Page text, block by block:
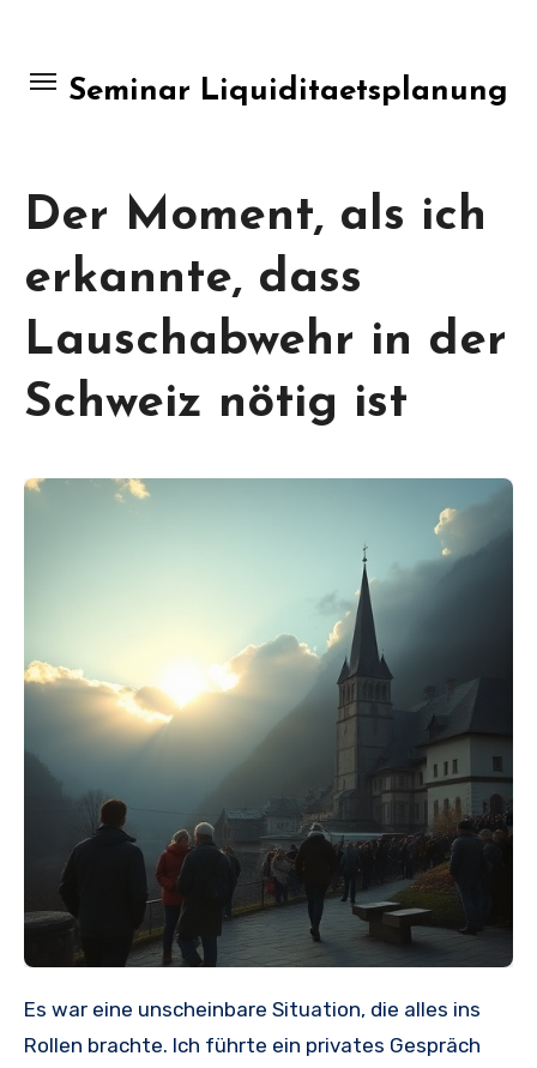
contentSeminar Liquiditaetsplanung
Der Moment, als ich
erkannte, dass
Lauschabwehr in der
Schweiz nötig ist
Es war eine unscheinbare Situation, die alles ins
Rollen brachte. Ich führte ein privates Gespräch